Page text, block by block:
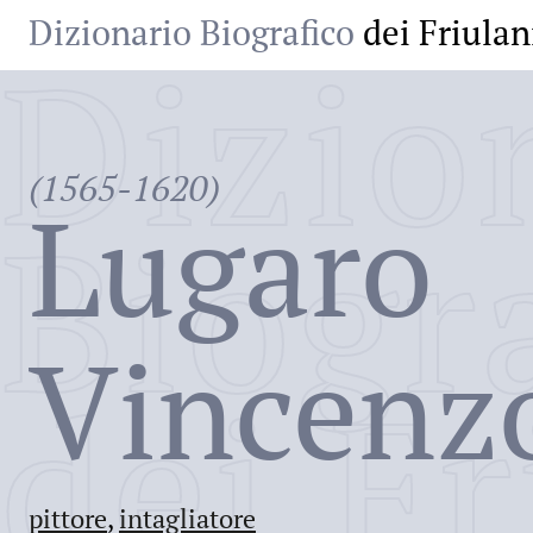
Dizionario Biografico dei
(1565-1620)
Lugaro
pittore, intagliatore